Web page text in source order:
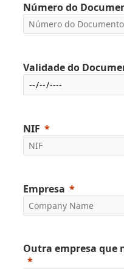
Número do
Validade do
NIF
Empresa
Outra empresa que